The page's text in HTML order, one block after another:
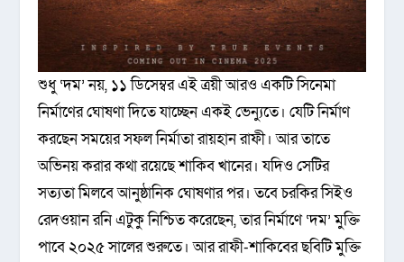
শুধু ‘দম’ নয়, ১১ ডিসেম্বর এই ত্রয়ী আরও একটি সিনেমা
নির্মাণের ঘোষণা দিতে যাচ্ছেন একই ভেন্যুতে। যেটি নির্মাণ
করছেন সময়ের সফল নির্মাতা রায়হান রাফী। আর তাতে
অভিনয় করার কথা রয়েছে শাকিব খানের। যদিও সেটির
সত্যতা মিলবে আনুষ্ঠানিক ঘোষণার পর। তবে চরকির সিইও
রেদওয়ান রনি এটুকু নিশ্চিত করেছেন, তার নির্মাণে ‘দম’ মুক্তি
পাবে ২০২৫ সালের শুরুতে। আর রাফী-শাকিবের ছবিটি মুক্তি